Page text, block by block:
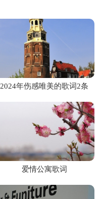
2024年伤感唯美的歌词2条
爱情公寓歌词